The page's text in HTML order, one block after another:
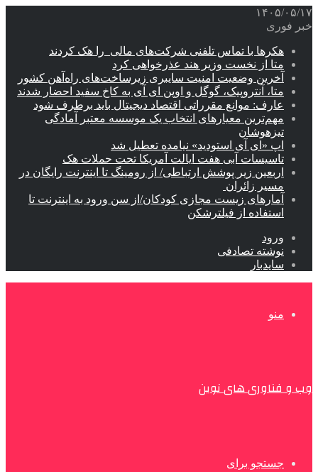
۱۴۰۵/۰۵/۱۷
خبر فوری
هکرها با تماس تلفنی شرکت‌های مالی را هک کردند
متا از نخست وزیر هند عذرخواهی کرد
آخرین وضعیت امنیت سایبری زیرساخت‌های راه‌آهن کشور
متا، آنتروپیک، گوگل و اوپن ای آی به کاخ سفید احضار شدند
عارف: موانع مقرراتی اقتصاد دیجیتال باید برطرف شود
مهم‌ترین معیارهای انتخاب یک موسسه معتبر آمادگی
تیزهوشان
اپ «ای آی استودید» نیامده تعطیل شد
تاسیسات آبی هفت ایالت آمریکا تحت حملات هک
اربعین زیر پوشش ارتباطی/ از رومینگ تا اینترنت رایگان در
مسیر زائران
آمارهای زیست مجازی کودکان/از سن ورود به اینترنت تا
استفاده از فیلترشکن
ورود
نوشته تصادفی
سایدبار
منو
وب و فناوری های نوین
جستجو برای